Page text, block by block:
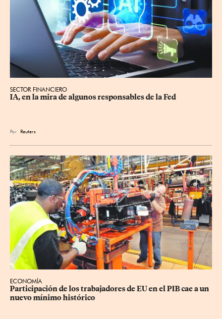
SECTOR FINANCIERO
IA, en la mira de algunos responsables de la Fed
Por Reuters
ECONOMÍA
Participación de los trabajadores de EU en el PIB cae a un
nuevo mínimo histórico